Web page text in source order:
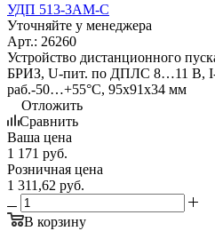
УДП 513-3АМ-С
Уточняйте у менеджера
Арт.: 26260
Устройство дистанционного
БРИЗ, U-пит. по ДПЛС 8…11 В,
раб.-50…+55°C, 95х91х34 мм
Отложить
Сравнить
Ваша цена
1 171 руб.
Розничная цена
1 311,62 руб.
В корзину